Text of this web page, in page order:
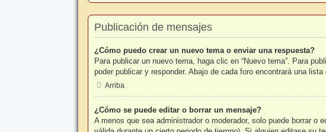
Publicación de mensajes
¿Cómo puedo crear un nuevo tema o enviar una respuesta?
Para publicar un nuevo tema, haga clic en “Nuevo tema”. Para
poder publicar y responder. Abajo de cada foro encontrará una
Arriba
¿Cómo se puede editar o borrar un mensaje?
A menos que sea administrador o moderador, solo puede borrar